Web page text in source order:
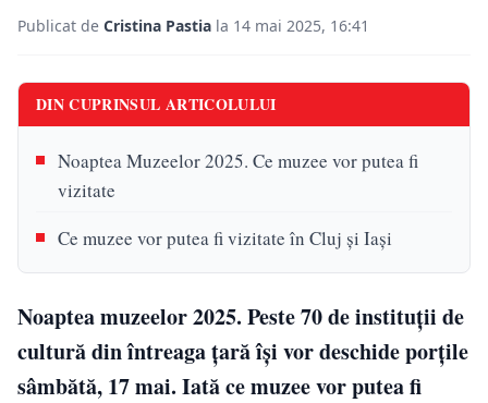
Publicat de Cristina Pastia la 14 mai 2025, 16:41
DIN CUPRINSUL ARTICOLULUI
Noaptea Muzeelor 2025. Ce muzee vor putea fi
vizitate
Ce muzee vor putea fi vizitate în Cluj și Iași
Noaptea muzeelor 2025. Peste 70 de instituții de
cultură din întreaga țară își vor deschide porțile
sâmbătă, 17 mai. Iată ce muzee vor putea fi